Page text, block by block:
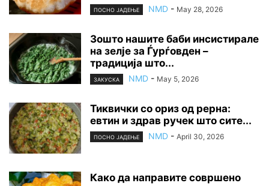
ПОСНО ЈАДЕЊЕ NMD - May 28, 2026
Зошто нашите баби инсистирале
на зелје за Ѓурѓовден –
традиција што...
ЗАКУСКА NMD - May 5, 2026
Тиквички со ориз од рерна:
евтин и здрав ручек што сите...
ПОСНО ЈАДЕЊЕ NMD - April 30, 2026
Како да направите совршено